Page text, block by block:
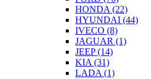
HONDA (22)
HYUNDAI (44)
IVECO (8)
JAGUAR (1)
JEEP(14)
KIA (31)
LADA (1)